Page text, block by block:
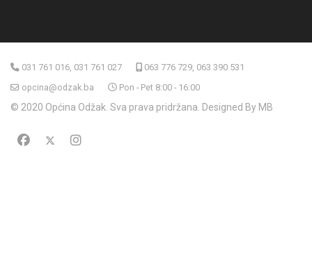
031 761 016, 031 761 027
063 776 729, 063 390 531
opcina@odzak.ba
Pon - Pet 8:00 - 16:00
© 2020 Općina Odžak. Sva prava pridržana. Designed By MB